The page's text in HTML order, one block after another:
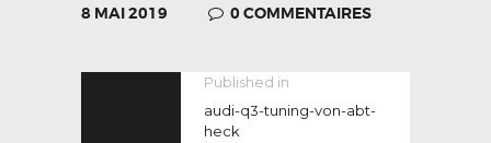
8 MAI 2019 0 COMMENTAIRES
NAVIGATION
Published in
post:
audi-q3-tuning-von-abt-
heck